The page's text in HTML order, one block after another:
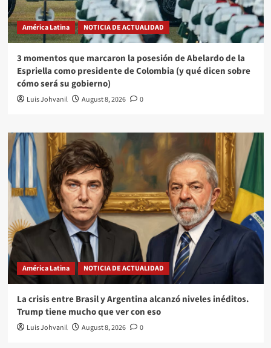
América Latina NOTICIA DE ACTUALIDAD
3 momentos que marcaron la posesión de Abelardo de la
Espriella como presidente de Colombia (y qué dicen sobre
cómo será su gobierno)
Luis Johvanil August 8, 2026 0
América Latina NOTICIA DE ACTUALIDAD
La crisis entre Brasil y Argentina alcanzó niveles inéditos.
Trump tiene mucho que ver con eso
Luis Johvanil August 8, 2026 0